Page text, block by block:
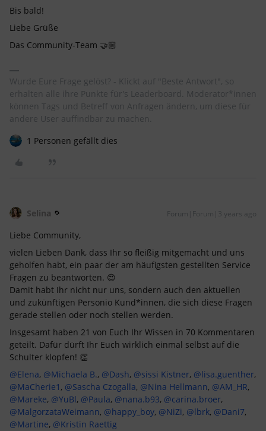
Bis bald!
Liebe Grüße
Das Community-Team 🤝🏼
Wurde Eure Frage gelöst? - Klickt auf "Beste Antwort", so
erhalten alle ihre Punkte für's Leaderboard. Moderator*innen
können Tags und Betreff von Anfragen ändern, um diese für
andere User auffindbar zu machen.
1 Personen gefällt dies
Selina Forum|Forum|3 years ago
Liebe Community,
vielen Lieben Dank, dass Ihr so fleißig mitgemacht und uns
geholfen habt, ein paar der am häufigsten gestellten Service
Fragen zu beantworten. 😍
Damit habt Ihr nicht nur uns, sondern auch den aktuellen
und zukünftigen Personio Kund*innen, die sich diese Fragen
gerade stellen oder noch stellen werden.
Insgesamt haben 21 von Euch Ihr Wissen in 70 Kommentaren
geteilt. Dafür dürft Ihr Euch wirklich einmal selbst auf die
Schulter klopfen! 👏
@Elena, @Michaela B., @Dash, @sissi Kistner, @lisa.guenther,
@MaCherie1 , @Sascha Czogalla, @Nina Hellmann, @AM_HR,
@Mareke, @YuBl, @Paula, @nana.b93, @carina.broer,
@MalgorzataWeimann, @happy_boy, @NiZi, @lbrk, @Dani7,
@Martine, @Kristin Raettig